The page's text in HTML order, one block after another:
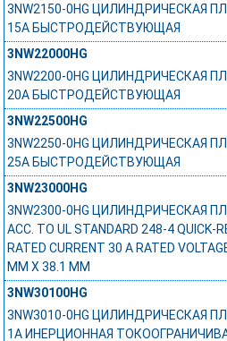
3NW2150-0HG ЦИЛИНДРИЧЕСКАЯ
15А БЫСТРОДЕЙСТВУЮЩАЯ
3NW22000HG
3NW2200-0HG ЦИЛИНДРИЧЕСКАЯ
20А БЫСТРОДЕЙСТВУЮЩАЯ
3NW22500HG
3NW2250-0HG ЦИЛИНДРИЧЕСКАЯ
25А БЫСТРОДЕЙСТВУЮЩАЯ
3NW23000HG
3NW2300-0HG ЦИЛИНДРИЧЕСКАЯ
ACC. TO UL STANDARD 248-4 QUICK-
RATED CURRENT 30 A RATED
MM X 38.1 MM
3NW30100HG
3NW3010-0HG ЦИЛИНДРИЧЕСКАЯ
1А ИНЕРЦИОННАЯ